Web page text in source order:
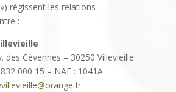
régissent les relations
:
des Cévennes – 30250 Villevieille
000 15 – NAF : 1041A